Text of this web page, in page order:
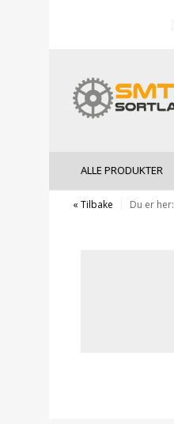
ALLE PRODUKTER
« Tilbake Du er her: